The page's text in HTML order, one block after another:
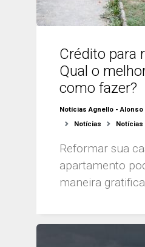
Crédito para
Qual o
como fazer?
Notícias Agnello - Alonso
Notícias
Notícias
Reformar sua
apartamento
maneira